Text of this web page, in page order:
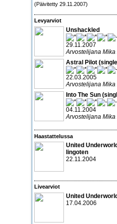
(Päivitetty 29.11.2007)
Levyarviot
Unshackled
29.11.2007
Arvostelijana Mika
Astral Pilot
22.03.2005
Arvostelijana Mika
Into The Sun
04.11.2004
Arvostelijana Mika
Haastattelussa
United Underworld
lingoten
22.11.2004
Livearviot
United
17.04.2006